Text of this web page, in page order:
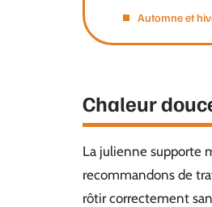
Automne et
Chaleur
La julienne supporte
recommandons de
rôtir correctement